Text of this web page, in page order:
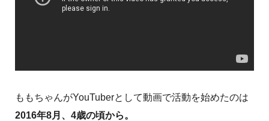
ももちゃんがYouTuberとして動画で活動を始めたのは
2016年8月、4歳の頃から。